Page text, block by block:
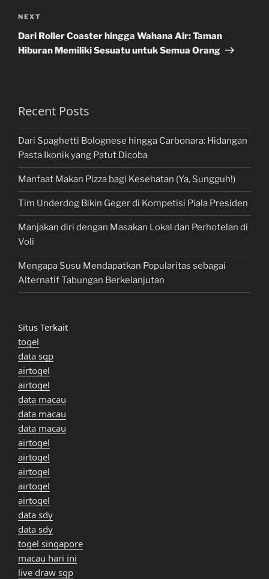
Next
Post
NEXT
Dari Roller Coaster hingga Wahana Air: Taman
Hiburan Memiliki Sesuatu untuk Semua Orang
Recent Posts
Dari Spaghetti Bolognese hingga Carbonara: Hidangan
Pasta Ikonik yang Patut Dicoba
Manfaat Makan Pizza bagi Kesehatan (Ya, Sungguh!)
Tim Underdog Bikin Geger di Kompetisi Piala Presiden
Manjakan diri dengan Masakan Lokal dan Perhotelan di
Voli
Mengapa Susu Mendapatkan Popularitas sebagai
Alternatif Tabungan Berkelanjutan
Situs Terkait
togel
data sgp
airtogel
airtogel
data macau
data macau
data macau
airtogel
airtogel
airtogel
airtogel
airtogel
data sdy
data sdy
togel singapore
macau hari ini
live draw sgp